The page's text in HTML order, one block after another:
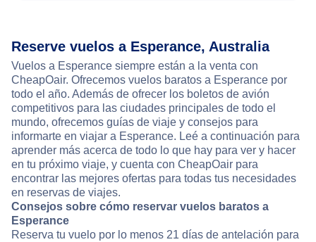
Reserve vuelos a Esperance, Australia
Vuelos a Esperance siempre están a la venta con
CheapOair. Ofrecemos vuelos baratos a Esperance por
todo el año. Además de ofrecer los boletos de avión
competitivos para las ciudades principales de todo el
mundo, ofrecemos guías de viaje y consejos para
informarte en viajar a Esperance. Leé a continuación para
aprender más acerca de todo lo que hay para ver y hacer
en tu próximo viaje, y cuenta con CheapOair para
encontrar las mejores ofertas para todas tus necesidades
en reservas de viajes.
Consejos sobre cómo reservar vuelos baratos a
Esperance
Reserva tu vuelo por lo menos 21 días de antelación para